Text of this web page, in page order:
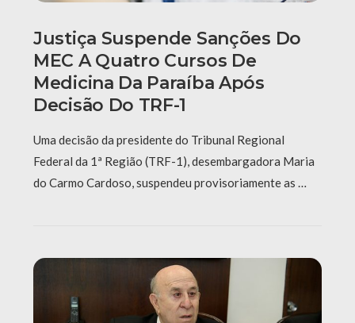
Justiça Suspende Sanções Do
MEC A Quatro Cursos De
Medicina Da Paraíba Após
Decisão Do TRF-1
Uma decisão da presidente do Tribunal Regional
Federal da 1ª Região (TRF-1), desembargadora Maria
do Carmo Cardoso, suspendeu provisoriamente as …